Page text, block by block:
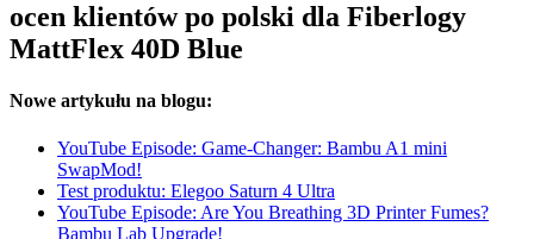
ocen klientów po polski dla Fiberlogy
MattFlex 40D Blue
Nowe artykułu na blogu:
YouTube Episode: Game-Changer: Bambu A1 mini
SwapMod!
Test produktu: Elegoo Saturn 4 Ultra
YouTube Episode: Are You Breathing 3D Printer Fumes?
Bambu Lab Upgrade!